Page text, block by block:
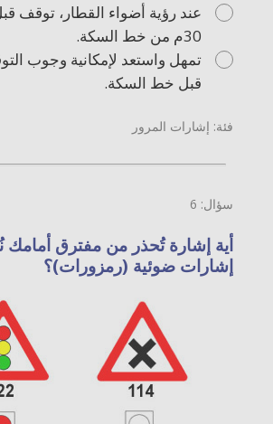
عند رؤية أضواء القطار، توقف
30م من خط السكة.
تمهل واستعد لإمكانية
قبل خط السكة.
فئة: إشارات المرور
سؤال: 6
أية إشارة تُحذر من مفترق
إشارات ضوئية (رمزورات)؟